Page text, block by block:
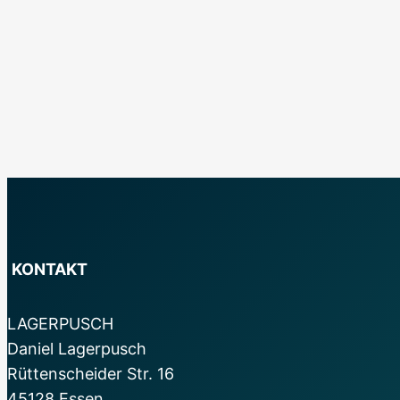
KONTAKT
LAGERPUSCH
Daniel Lagerpusch
Rüttenscheider Str. 16